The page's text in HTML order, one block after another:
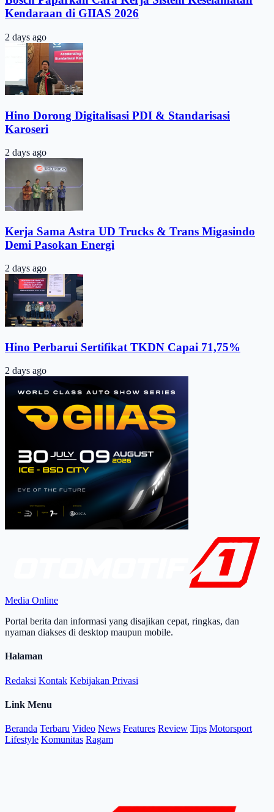
Kendaraan di GIIAS 2026
2 days ago
Hino Dorong Digitalisasi PDI & Standarisasi
Karoseri
2 days ago
Kerja Sama Astra UD Trucks & Trans Migasindo
Demi Pasokan Energi
2 days ago
Hino Perbarui Sertifikat TKDN Capai 71,75%
2 days ago
Media Online
Portal berita dan informasi yang disajikan cepat, ringkas, dan
nyaman diakses di desktop maupun mobile.
Halaman
Redaksi Kontak Kebijakan Privasi
Link Menu
Beranda Terbaru Video News Features Review Tips Motorsport
Lifestyle Komunitas Ragam